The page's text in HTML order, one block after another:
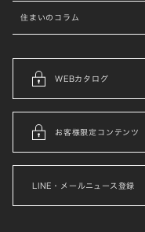
住まいのコラム
WEBカタログ
お客様限定コンテンツ
LINE・メールニュース登録